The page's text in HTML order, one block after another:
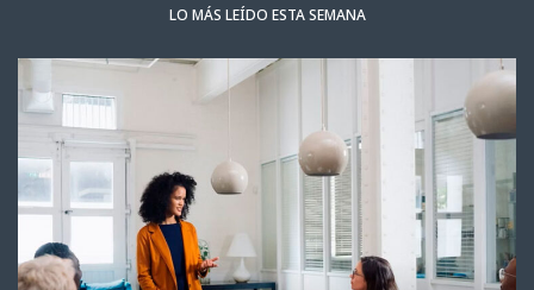
LO MÁS LEÍDO ESTA SEMANA